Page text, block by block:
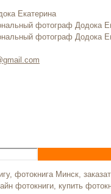
Екатерина
фотокнига Минск,
фотокниги, купить